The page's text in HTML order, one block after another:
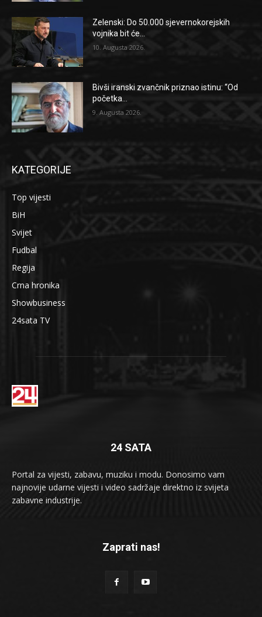
Zelenski: Do 50.000 sjevernokorejskih
vojnika bit će...
10. Augusta 2026.
Bivši iranski zvančnik priznao istinu: “Od
početka...
9. Augusta 2026.
KATEGORIJE
Top vijesti
BiH
Svijet
Fudbal
Regija
Crna hronika
Showbusiness
24sata TV
24 SATA
Portal za vijesti, zabavu, muziku i modu. Donosimo vam
najnovije udarne vijesti i video sadržaje direktno iz svijeta
zabavne industrije.
Zaprati nas!